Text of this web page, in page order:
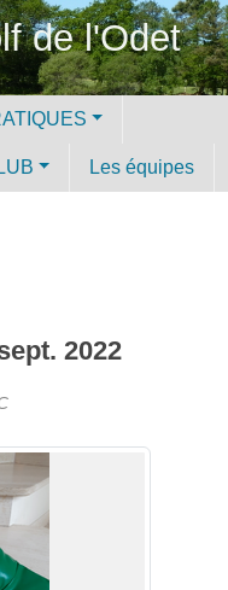
de l'Odet
Les équipes
2022